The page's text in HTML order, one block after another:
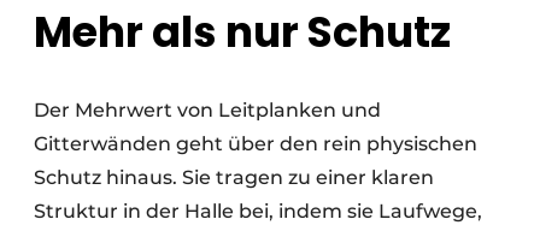
Mehr als nur Schutz
Der Mehrwert von Leitplanken und
Gitterwänden geht über den rein physischen
Schutz hinaus. Sie tragen zu einer klaren
Struktur in der Halle bei, indem sie Laufwege,